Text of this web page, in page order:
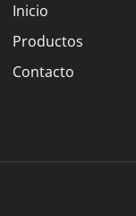
Inicio
Productos
Contacto